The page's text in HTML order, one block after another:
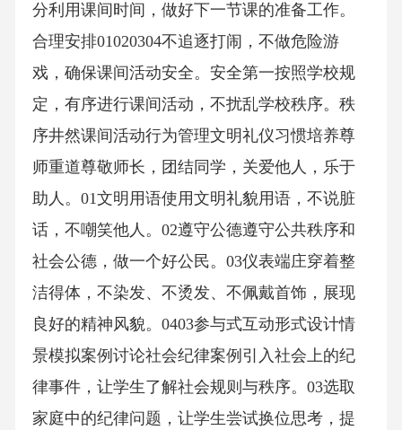
分利用课间时间，做好下一节课的准备工作。
合理安排01020304不追逐打闹，不做危险游
戏，确保课间活动安全。安全第一按照学校规
定，有序进行课间活动，不扰乱学校秩序。秩
序井然课间活动行为管理文明礼仪习惯培养尊
师重道尊敬师长，团结同学，关爱他人，乐于
助人。01文明用语使用文明礼貌用语，不说脏
话，不嘲笑他人。02遵守公德遵守公共秩序和
社会公德，做一个好公民。03仪表端庄穿着整
洁得体，不染发、不烫发、不佩戴首饰，展现
良好的精神风貌。0403参与式互动形式设计情
景模拟案例讨论社会纪律案例引入社会上的纪
律事件，让学生了解社会规则与秩序。03选取
家庭中的纪律问题，让学生尝试换位思考，提